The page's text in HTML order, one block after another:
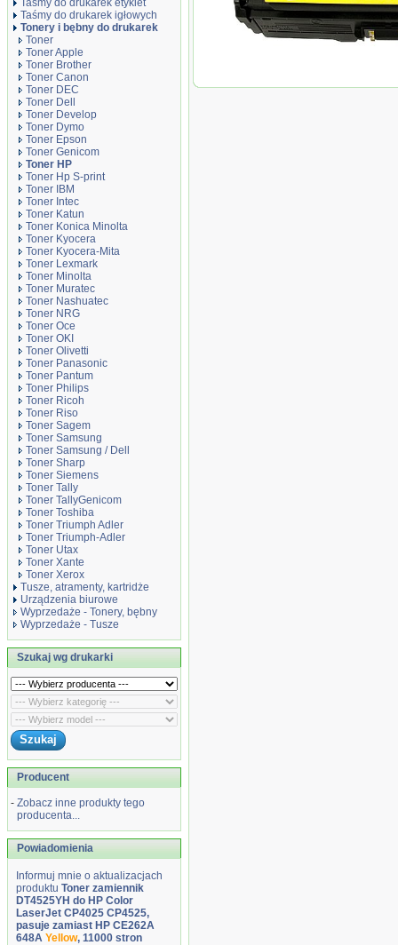
Taśmy do drukarek etykiet
Taśmy do drukarek igłowych
Tonery i bębny do drukarek
Toner
Toner Apple
Toner Brother
Toner Canon
Toner DEC
Toner Dell
Toner Develop
Toner Dymo
Toner Epson
Toner Genicom
Toner HP
Toner Hp S-print
Toner IBM
Toner Intec
Toner Katun
Toner Konica Minolta
Toner Kyocera
Toner Kyocera-Mita
Toner Lexmark
Toner Minolta
Toner Muratec
Toner Nashuatec
Toner NRG
Toner Oce
Toner OKI
Toner Olivetti
Toner Panasonic
Toner Pantum
Toner Philips
Toner Ricoh
Toner Riso
Toner Sagem
Toner Samsung
Toner Samsung / Dell
Toner Sharp
Toner Siemens
Toner Tally
Toner TallyGenicom
Toner Toshiba
Toner Triumph Adler
Toner Triumph-Adler
Toner Utax
Toner Xante
Toner Xerox
Tusze, atramenty, kartridże
Urządzenia biurowe
Wyprzedaże - Tonery, bębny
Wyprzedaże - Tusze
Szukaj wg drukarki
Producent
- Zobacz inne produkty tego
producenta...
Powiadomienia
Informuj mnie o aktualizacjach
produktu Toner zamiennik
DT4525YH do HP Color
LaserJet CP4025 CP4525,
pasuje zamiast HP CE262A
648A Yellow, 11000 stron